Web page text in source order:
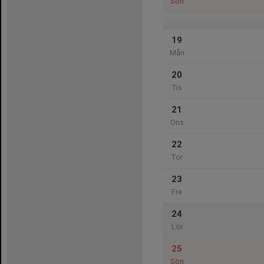
19
Mån
20
Tis
21
Ons
22
Tor
23
Fre
24
Lör
25
Sön